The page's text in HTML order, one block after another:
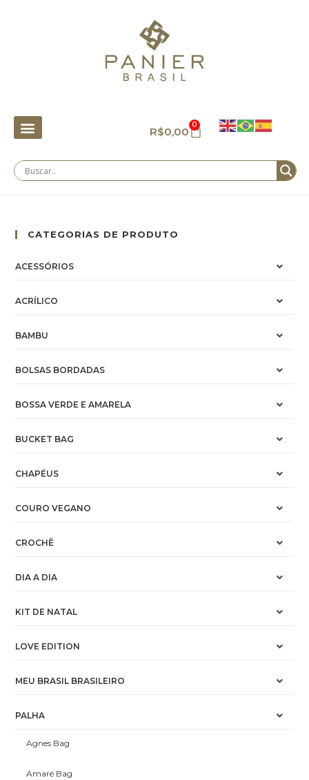
R$0,00 0
CATEGORIAS DE PRODUTO
ACESSÓRIOS
ACRÍLICO
BAMBU
BOLSAS BORDADAS
BOSSA VERDE E AMARELA
BUCKET BAG
CHAPÉUS
COURO VEGANO
CROCHÊ
DIA A DIA
KIT DE NATAL
LOVE EDITION
MEU BRASIL BRASILEIRO
PALHA
Agnes Bag
Amaré Bag